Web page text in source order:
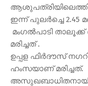
ഇന്ന് പുലർച്ചെ 2.45
മംഗൽപാടി
മരിച്ചത് .
ഉപ്പള ഫിർദൗസ്
ഹംസയാണ് മരിച്ചത്.